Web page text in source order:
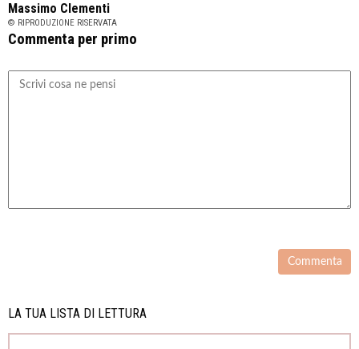
Massimo Clementi
© RIPRODUZIONE RISERVATA
Commenta per primo
LA TUA LISTA DI LETTURA